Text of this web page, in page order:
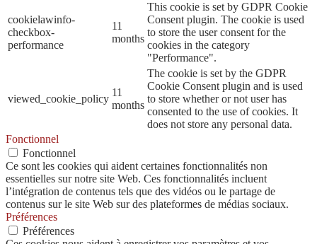
cookielawinfo-
checkbox-
performance
11
months
This cookie is set by GDPR Cookie
Consent plugin. The cookie is used
to store the user consent for the
cookies in the category
"Performance".
viewed_cookie_policy
11
months
The cookie is set by the GDPR
Cookie Consent plugin and is used
to store whether or not user has
consented to the use of cookies. It
does not store any personal data.
Fonctionnel
Fonctionnel
Ce sont les cookies qui aident certaines fonctionnalités non
essentielles sur notre site Web. Ces fonctionnalités incluent
l’intégration de contenus tels que des vidéos ou le partage de
contenus sur le site Web sur des plateformes de médias sociaux.
Préférences
Préférences